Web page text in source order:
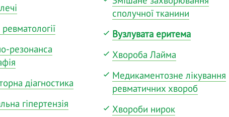
резонанса
діагностика
гіпертензія
сполучної тканини
Вузлувата еритема
Хвороба Лайма
Медикаментозне лікування
ревматичних хвороб
Хвороби нирок